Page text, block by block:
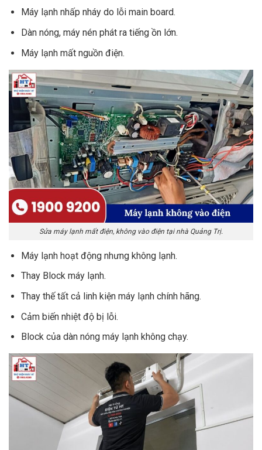
Máy lạnh nhấp nháy do lỗi main board.
Dàn nóng, máy nén phát ra tiếng ồn lớn.
Máy lạnh mất nguồn điện.
Sửa máy lạnh mất điện, không vào điện tại nhà Quảng Trị.
Máy lạnh hoạt động nhưng không lạnh.
Thay Block máy lạnh.
Thay thế tất cả linh kiện máy lạnh chính hãng.
Cảm biến nhiệt độ bị lỗi.
Block của dàn nóng máy lạnh không chạy.